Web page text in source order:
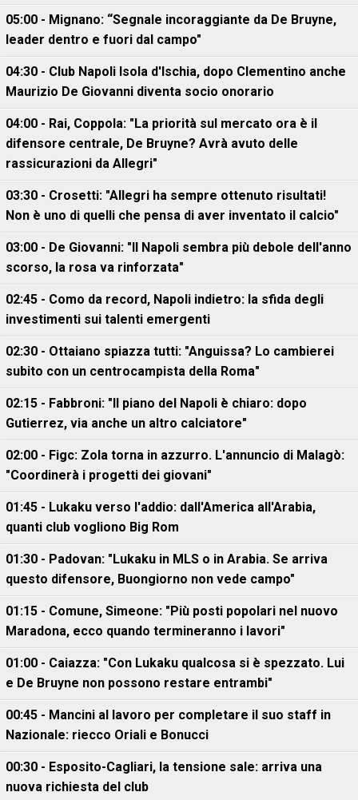
05:00 - Mignano: “Segnale incoraggiante da De Bruyne,
leader dentro e fuori dal campo"
04:30 - Club Napoli Isola d'Ischia, dopo Clementino anche
Maurizio De Giovanni diventa socio onorario
04:00 - Rai, Coppola: "La priorità sul mercato ora è il
difensore centrale, De Bruyne? Avrà avuto delle
rassicurazioni da Allegri"
03:30 - Crosetti: "Allegri ha sempre ottenuto risultati!
Non è uno di quelli che pensa di aver inventato il calcio"
03:00 - De Giovanni: "Il Napoli sembra più debole dell'anno
scorso, la rosa va rinforzata"
02:45 - Como da record, Napoli indietro: la sfida degli
investimenti sui talenti emergenti
02:30 - Ottaiano spiazza tutti: "Anguissa? Lo cambierei
subito con un centrocampista della Roma"
02:15 - Fabbroni: "Il piano del Napoli è chiaro: dopo
Gutierrez, via anche un altro calciatore"
02:00 - Figc: Zola torna in azzurro. L'annuncio di Malagò:
"Coordinerà i progetti dei giovani"
01:45 - Lukaku verso l'addio: dall'America all'Arabia,
quanti club vogliono Big Rom
01:30 - Padovan: "Lukaku in MLS o in Arabia. Se arriva
questo difensore, Buongiorno non vede campo"
01:15 - Comune, Simeone: "Più posti popolari nel nuovo
Maradona, ecco quando termineranno i lavori"
01:00 - Caiazza: "Con Lukaku qualcosa si è spezzato. Lui
e De Bruyne non possono restare entrambi"
00:45 - Mancini al lavoro per completare il suo staff in
Nazionale: riecco Oriali e Bonucci
00:30 - Esposito-Cagliari, la tensione sale: arriva una
nuova richiesta del club